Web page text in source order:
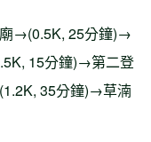
→(0.5K, 25分鐘)→
15分鐘)→第二登
35分鐘)→草湳